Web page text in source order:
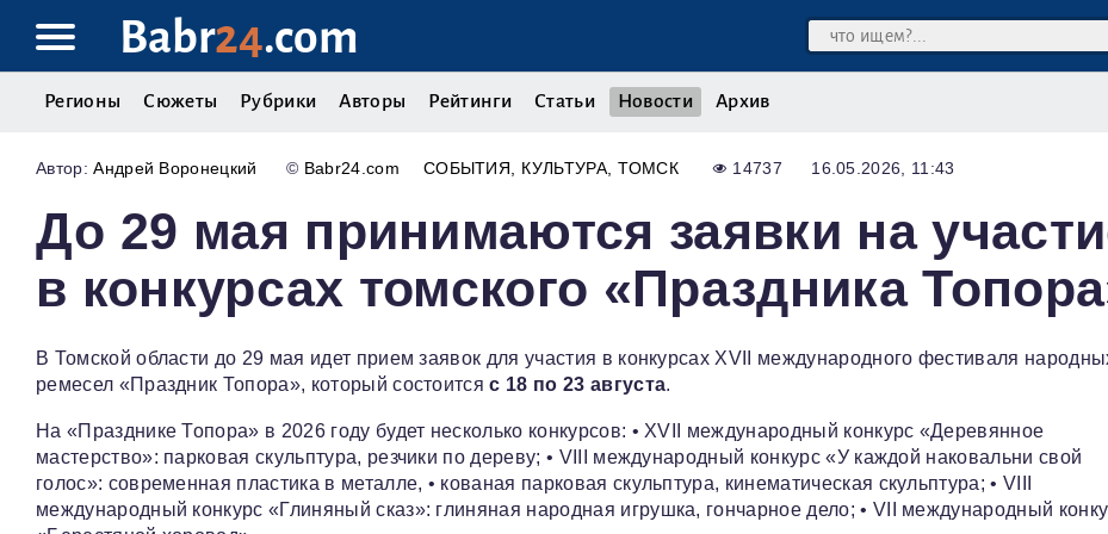
Babr24.com
Регионы Сюжеты Рубрики Авторы Рейтинги Статьи Новости Архив
Андрей Воронецкий © Babr24.com СОБЫТИЯ КУЛЬТУРА ТОМСК 14737 16.05.2026, 11:43
До 29 мая принимаются заявки на
в конкурсах томского «Праздника
В Томской области до 29 мая идет прием заявок для участия в конкурсах XVII международного фестиваля
ремесел «Праздник Топора», который состоитсяс 18 по 23 августа.
На «Празднике Топора» в 2026 году будет несколько конкурсов: • XVII международный конкурс «Деревянное
мастерство»: парковая скульптура, резчики по дереву; • VIII международный конкурс «У каждой наковальни свой
голос»: современная пластика в металле, • кованая парковая скульптура, кинематическая скульптура; • VIII
международный конкурс «Глиняный сказ»: глиняная народная игрушка, гончарное дело; • VII международный